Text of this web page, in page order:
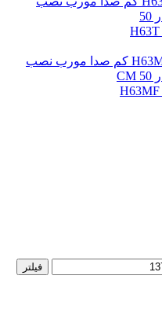
فیلتر